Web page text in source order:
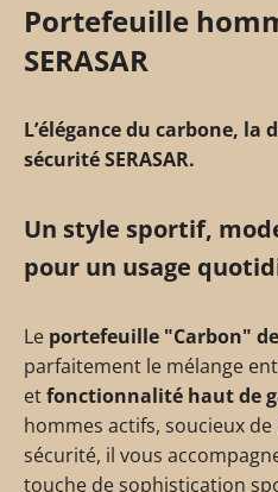
Portefeuille
SERASAR
L’élégance du carbone, la
sécurité SERASAR.
Un style sportif,
pour un usage
Le portefeuille "Carbon" de
parfaitement le mélange
etfonctionnalité haut de
hommes actifs, soucieux
sécurité, il vous
touche de sophistication